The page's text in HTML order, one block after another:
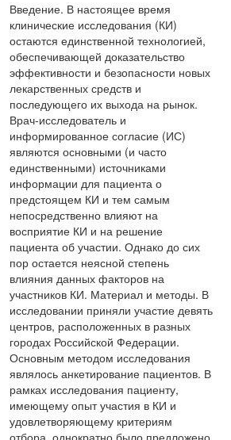
Введение. В настоящее время
клинические исследования (КИ)
остаются единственной технологией,
обеспечивающей доказательство
эффективности и безопасности новых
лекарственных средств и
последующего их выхода на рынок.
Врач-исследователь и
информированное согласие (ИС)
являются основными (и часто
единственными) источниками
информации для пациента о
предстоящем КИ и тем самым
непосредственно влияют на
восприятие КИ и на решение
пациента об участии. Однако до сих
пор остается неясной степень
влияния данных факторов на
участников КИ. Материал и методы. В
исследовании приняли участие девять
центров, расположенных в разных
городах Российской Федерации.
Основным методом исследования
являлось анкетирование пациентов. В
рамках исследования пациенту,
имеющему опыт участия в КИ и
удовлетворяющему критериям
отбора, однократно было предложено